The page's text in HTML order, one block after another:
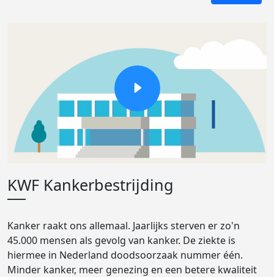
KWF Kankerbestrijding
Kanker raakt ons allemaal. Jaarlijks sterven er zo'n
45.000 mensen als gevolg van kanker. De ziekte is
hiermee in Nederland doodsoorzaak nummer één.
Minder kanker, meer genezing en een betere kwaliteit